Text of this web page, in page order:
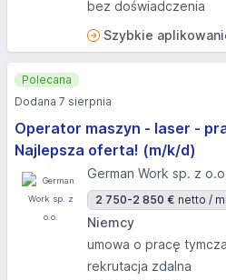
bez doświadczenia
Szybkie
Operator maszyn - laser -
Najlepsza oferta! (m/k/d)
German Work sp. z
2 750-2 850 € netto /
Niemcy
umowa o pracę
rekrutacja zdalna
Polecana
Dodana 7 sierpnia